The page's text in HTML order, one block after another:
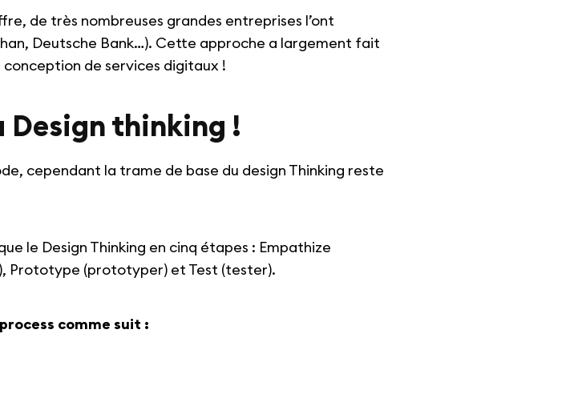
de très nombreuses grandes entreprises l’ont
Deutsche Bank…). Cette approche a largement fait
conception de services digitaux !
Design thinking !
cependant la trame de base du design Thinking reste
le Design Thinking en cinq étapes : Empathize
Prototype (prototyper) et Test (tester).
comme suit :